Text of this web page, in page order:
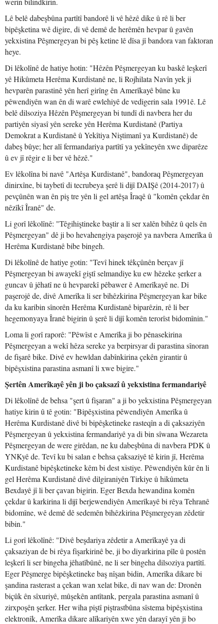
Lê belê dabeşbûna partîtî bandorê li vê hêzê dike û rê li ber
bipêşketina wê digire, di vê demê de herêmên hevpar û gavên
yekxistina Pêşmergeyan bi pêş ketine lê dîsa jî bandora van faktoran
heye.
Di lêkolînê de hatiye hotin: "Hêzên Pêşmergeyan ku baskê leşkerî
yê Hikûmeta Herêma Kurdistanê ne, li Rojhilata Navîn yek ji
hevparên parastinê yên herî girîng ên Amerîkayê bûne ku
pêwendiyên wan ên di warê ewlehiyê de vedigerin sala 1991ê. Lê
belê dilsoziya Hêzên Pêşmergeyan bi tundî di navbera her du
partiyên siyasî yên sereke yên Herêma Kurdistanê (Partiya
Demokrat a Kurdistanê û Yekîtiya Niştimanî ya Kurdistanê) de
dabeş bûye; her alî fermandariya partîtî ya yekîneyên xwe diparêze
û ev jî rêgir e li ber vê hêzê."
Ev lêkolîna bi navê "Artêşa Kurdistanê", bandoraq Pêşmergeyan
dinirxîne, bi taybetî di tecrubeya şerê li dijî DAIŞê (2014-2017) û
pevçûnên wan ên piş tre yên li gel artêşa Îraqê û "komên çekdar ên
nêzîkî Îranê" de.
Li gorî lêkolînê: "Têgihiştineke baştir a li ser xalên bihêz û qels ên
Pêşmergeyan" dê ji bo hevahengiya paşerojê ya navbera Amerîka û
Herêma Kurdistanê bibe bingeh.
Di lêkolînê de hatiye gotin: "Tevî hinek têkçûnên berçav jî
Pêşmergeyan bi awayekî giştî selmandiye ku ew hêzeke şerker a
guncav û jêhatî ne û hevparekî pêbawer ê Amerîkayê ne. Di
paşerojê de, divê Amerîka li ser bihêzkirina Pêşmergeyan kar bike
da ku karibin sînorên Herêma Kurdistanê biparêzin, rê li ber
hegemonyaya Îranê bigirin û şerê li dijî komên terorîst bidomînin."
Loma li gorî raporê: "Pêwîst e Amerîka ji bo pênasekirina
Pêşmergeyan a wekî hêza sereke ya berpirsyar di parastina sînoran
de fişarê bike. Divê ev hewldan dabînkirina çekên girantir û
bipêşxistina parastina asmanî li xwe bigire."
Şertên Amerîkayê yên ji bo çaksazî û yekxistina fermandariyê
Di lêkolînê de behsa "şert û fişaran" a ji bo yekxistina Pêşmergeyan
hatiye kirin û tê gotin: "Bipêşxistina pêwendiyên Amerîka û
Herêma Kurdistanê divê bi bipêşketineke rasteqîn a di çaksaziyên
Pêşmergeyan û yekxistina fermandariyê ya di bin sîwana Wezareta
Pêşmergeyan de were girêdan, ne ku dabeşbûna di navbera PDK û
YNKyê de. Tevî ku bi salan e behsa çaksaziyê tê kirin jî, Herêma
Kurdistanê bipêşketineke kêm bi dest xistiye. Pêwendiyên kûr ên li
gel Herêma Kurdistanê divê dilgiraniyên Tirkiye û hikûmeta
Bexdayê jî li ber çavan bigirin. Eger Bexda hewandina komên
çekdar û karkirina li dijî berjewendiyên Amerîkayê bi rêya Tehranê
bidomîne, wê demê dê sedemên bihêzkirina Pêşmergeyan zêdetir
bibin."
Li gorî lêkolînê: "Divê beşdariya zêdetir a Amerîkayê ya di
çaksaziyan de bi rêya fişarkirinê be, ji bo diyarkirina pîle û postên
leşkerî li ser bingeha jêhatîbûnê, ne li ser bingeha dilsoziya partîtî.
Eger Pêşmerge bipêşketineke baş nîşan bidin, Amerîka dikare bi
şandina rasterast a çekan wan xelat bike, di nav wan de: Dronên
biçûk ên sîxuriyê, mûşekên antîtank, pergala parastina asmanî û
zirxpoşên şerker. Her wiha piştî piştrastbûna sîstema bipêşxistina
elektronîk, Amerîka dikare alîkariyên xwe yên darayî yên ji bo